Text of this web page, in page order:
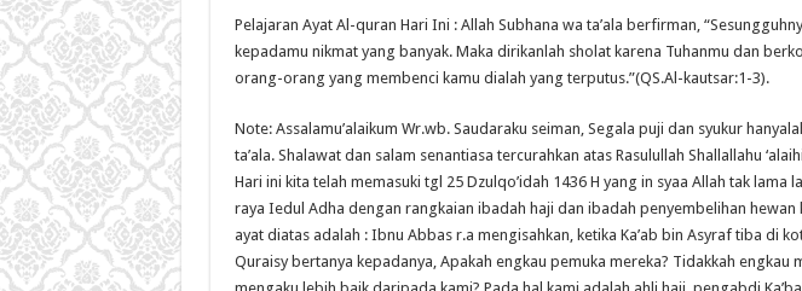
Pelajaran Ayat Al-quran Hari Ini : Allah Subhana wa ta’ala berfirman,
kepadamu nikmat yang banyak. Maka dirikanlah sholat karena Tuhanmu dan
orang-orang yang membenci kamu dialah yang terputus.”(QS.Al-kautsar:1-3).
Note: Assalamu’alaikum Wr.wb. Saudaraku seiman, Segala puji dan syukur
ta’ala. Shalawat dan salam senantiasa tercurahkan atas Rasulullah Shallallahu
Hari ini kita telah memasuki tgl 25 Dzulqo’idah 1436 H yang in syaa Allah tak lama
raya Iedul Adha dengan rangkaian ibadah haji dan ibadah penyembelihan hewan
ayat diatas adalah : Ibnu Abbas r.a mengisahkan, ketika Ka’ab bin Asyraf tiba di
Quraisy bertanya kepadanya, Apakah engkau pemuka mereka? Tidakkah engkau